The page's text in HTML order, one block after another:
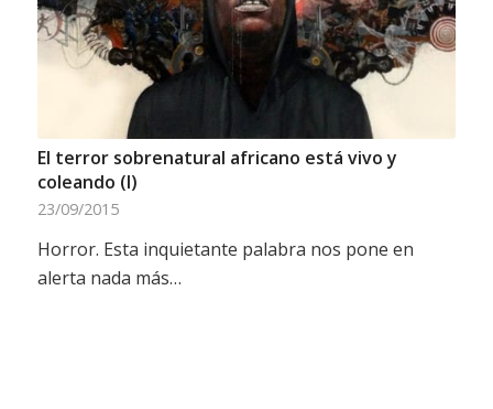
El terror sobrenatural africano está vivo y
coleando (I)
23/09/2015
Horror. Esta inquietante palabra nos pone en
alerta nada más…